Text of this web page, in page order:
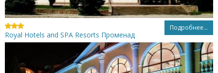
Подробнее...
Royal Hotels and SPA Resorts Променад